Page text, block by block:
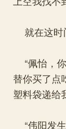
就在这时
“佩怡，
替你买了点
塑料袋递给
“伟阳发